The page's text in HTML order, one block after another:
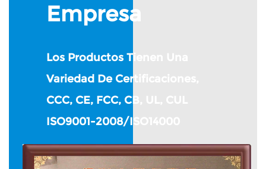
Empresa
Los Productos Tienen Una
Variedad De Certificaciones,
CCC, CE, FCC, CB, UL, CUL
ISO9001-2008/ISO14000